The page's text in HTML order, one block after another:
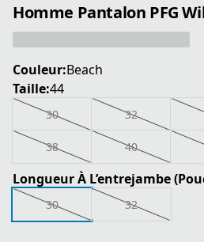
Homme Pantalon PFG
Couleur:Beach
Taille:44
30 32
38 40
Longueur À L’entrejambe
30 32